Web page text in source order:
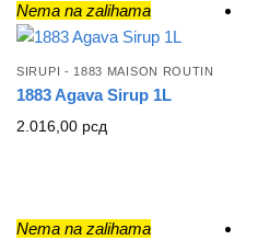
Nema na zalihama
SIRUPI - 1883 MAISON ROUTIN
1883 Agava Sirup 1L
2.016,00 рсд
Nema na zalihama